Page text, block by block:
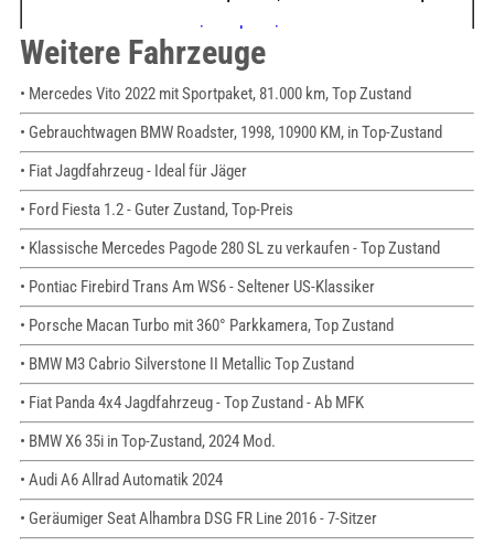
Weitere Fahrzeuge
• Mercedes Vito 2022 mit Sportpaket, 81.000 km, Top Zustand
• Gebrauchtwagen BMW Roadster, 1998, 10900 KM, in Top-Zustand
• Fiat Jagdfahrzeug - Ideal für Jäger
• Ford Fiesta 1.2 - Guter Zustand, Top-Preis
• Klassische Mercedes Pagode 280 SL zu verkaufen - Top Zustand
• Pontiac Firebird Trans Am WS6 - Seltener US-Klassiker
• Porsche Macan Turbo mit 360° Parkkamera, Top Zustand
• BMW M3 Cabrio Silverstone II Metallic Top Zustand
• Fiat Panda 4x4 Jagdfahrzeug - Top Zustand - Ab MFK
• BMW X6 35i in Top-Zustand, 2024 Mod.
• Audi A6 Allrad Automatik 2024
• Geräumiger Seat Alhambra DSG FR Line 2016 - 7-Sitzer